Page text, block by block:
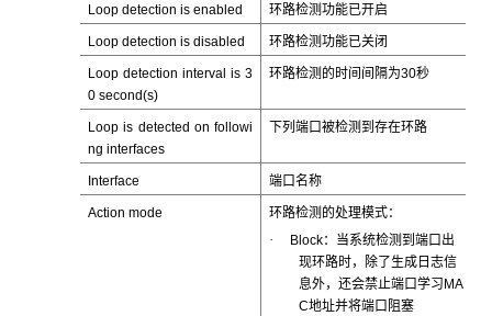
Loop detection is enabled 环路检测功能已开启
Loop detection is disabled 环路检测功能已关闭
Loop detection interval is 3
0 second(s)
环路检测的时间间隔为30秒
Loop is detected on followi
ng interfaces
下列端口被检测到存在环路
Interface 端口名称
Action mode 环路检测的处理模式：
· Block：当系统检测到端口出
现环路时，除了生成日志信
息外，还会禁止端口学习MA
C地址并将端口阻塞